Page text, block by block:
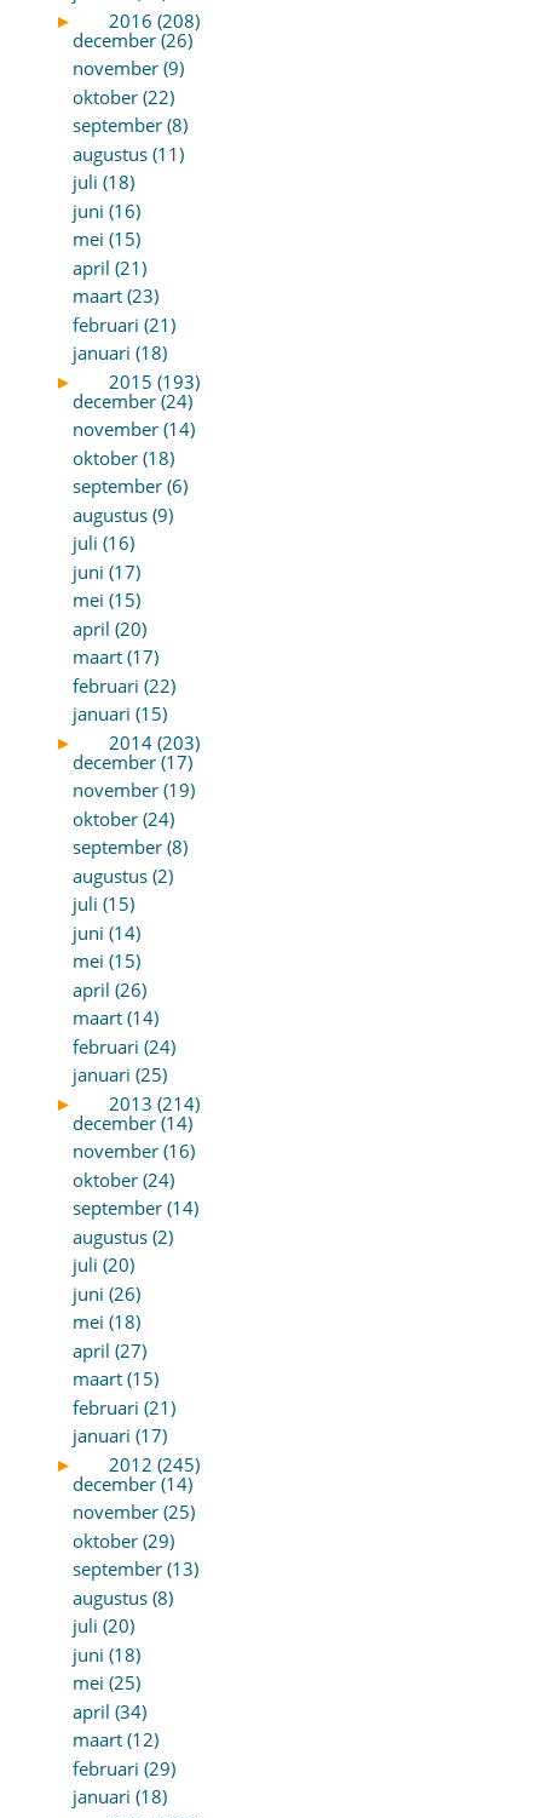
►
2016 (208)
december (26)
november (9)
oktober (22)
september (8)
augustus (11)
juli (18)
juni (16)
mei (15)
april (21)
maart (23)
februari (21)
januari (18)
►
2015 (193)
december (24)
november (14)
oktober (18)
september (6)
augustus (9)
juli (16)
juni (17)
mei (15)
april (20)
maart (17)
februari (22)
januari (15)
►
2014 (203)
december (17)
november (19)
oktober (24)
september (8)
augustus (2)
juli (15)
juni (14)
mei (15)
april (26)
maart (14)
februari (24)
januari (25)
►
2013 (214)
december (14)
november (16)
oktober (24)
september (14)
augustus (2)
juli (20)
juni (26)
mei (18)
april (27)
maart (15)
februari (21)
januari (17)
►
2012 (245)
december (14)
november (25)
oktober (29)
september (13)
augustus (8)
juli (20)
juni (18)
mei (25)
april (34)
maart (12)
februari (29)
januari (18)